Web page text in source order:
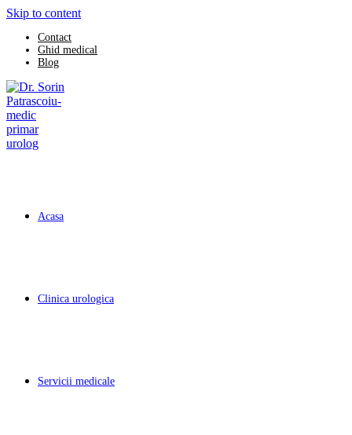
Skip to content
Contact
Ghid medical
Blog
Acasa
Clinica urologica
Servicii medicale